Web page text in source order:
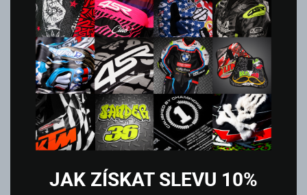
JAK ZÍSKAT SLEVU 10%